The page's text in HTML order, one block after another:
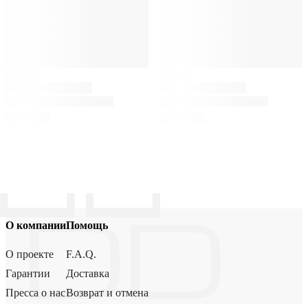
О компании
О проекте
Гарантии
Пресса о нас
Помощь
F.A.Q.
Доставка
Возврат и отмена